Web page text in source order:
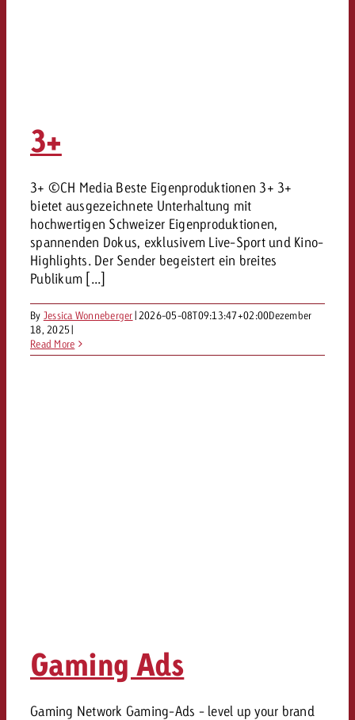
3+
3+ ©CH Media Beste Eigenproduktionen 3+ 3+
bietet ausgezeichnete Unterhaltung mit
hochwertigen Schweizer Eigenproduktionen,
spannenden Dokus, exklusivem Live-Sport und Kino-
Highlights. Der Sender begeistert ein breites
Publikum [...]
By Jessica Wonneberger| 2026-05-08T09:13:47+02:00Dezember
18, 2025|
Read More
Gaming Ads
Gaming Network Gaming-Ads - level up your brand